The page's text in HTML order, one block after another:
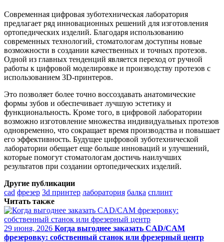
Современная цифровая зуботехническая лаборатория
предлагает ряд инновационных решений для изготовления
ортопедических изделий. Благодаря использованию
современных технологий, стоматологам доступны новые
возможности в создании качественных и точных протезов.
Одной из главных тенденций является переход от ручной
работы к цифровой моделировке и производству протезов с
использованием 3D-принтеров.
Это позволяет более точно воссоздавать анатомические
формы зубов и обеспечивает лучшую эстетику и
функциональность. Кроме того, в цифровой лаборатории
возможно изготовление множества индивидуальных протезов
одновременно, что сокращает время производства и повышает
его эффективность. Будущее цифровой зуботехнической
лаборатории обещает еще больше инноваций и улучшений,
которые помогут стоматологам достичь наилучших
результатов при создании ортопедических изделий.
Другие публикации
cad фрезер 3d принтер лаборатория балка сплинт
Читать также
29 июня, 2026 Когда выгоднее заказать CAD/CAM
фрезеровку: собственный станок или фрезерный центр